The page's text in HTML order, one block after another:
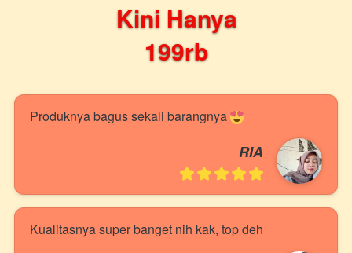
Kini Hanya
199rb
Produknya bagus sekali barangnya
RIA
Kualitasnya super banget nih kak, top deh